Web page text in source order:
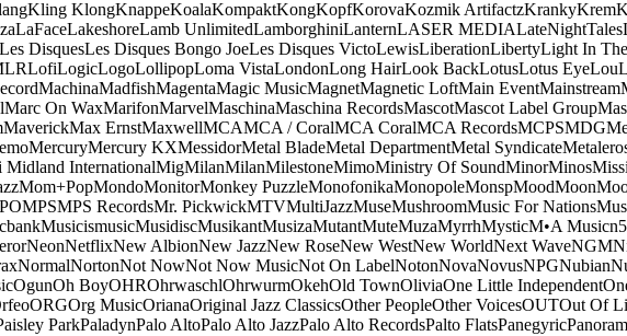
Kling KlongKnappeKoalaKompaktKongKopfKorovaKozmik ArtifactzKrankyKrem
LaFaceLakeshoreLamb UnlimitedLamborghiniLanternLASER MEDIALateNightTales
Les DisquesLes Disques Bongo JoeLes Disques VictoLewisLiberationLibertyLight In
LofiLogicLogoLollipopLoma VistaLondonLong HairLook BackLotusLotus EyeLou
MachinaMadfishMagentaMagic MusicMagnetMagnetic LoftMain EventMainstream
Marc On WaxMarifonMarvelMaschinaMaschina RecordsMascotMascot Label Group
MaverickMax ErnstMaxwellMCAMCA / CoralMCA CoralMCA RecordsMCPSMDG
MercuryMercury KXMessidorMetal BladeMetal DepartmentMetal Syndicate
Midland InternationalMigMilanMilanMilestoneMimoMinistry Of SoundMinorMinos
Mom+PopMondoMonitorMonkey PuzzleMonofonikaMonopoleMonspMoodMoon
MPSMPS RecordsMr. PickwickMTVMultiJazzMuseMushroomMusic For Nations
MusicismusicMusidiscMusikantMusizaMutantMuteMuzaMyrrhMysticM•A Music
NeonNetflixNew AlbionNew JazzNew RoseNew WestNew WorldNext WaveNGM
NormalNortonNot NowNot Now MusicNot On LabelNotonNovaNovusNPGNubian
OgunOh BoyOHROhrwaschlOhrwurmOkehOld TownOliviaOne Little Independent
ORGOrg MusicOrianaOriginal Jazz ClassicsOther PeopleOther VoicesOUTOut Of
ParkPaladynPalo AltoPalo Alto JazzPalo Alto RecordsPalto FlatsPanegyric